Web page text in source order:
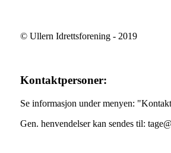
© Ullern Idrettsforening - 2019
Kontaktpersoner:
Se informasjon under menyen:
Gen. henvendelser kan sendes til: